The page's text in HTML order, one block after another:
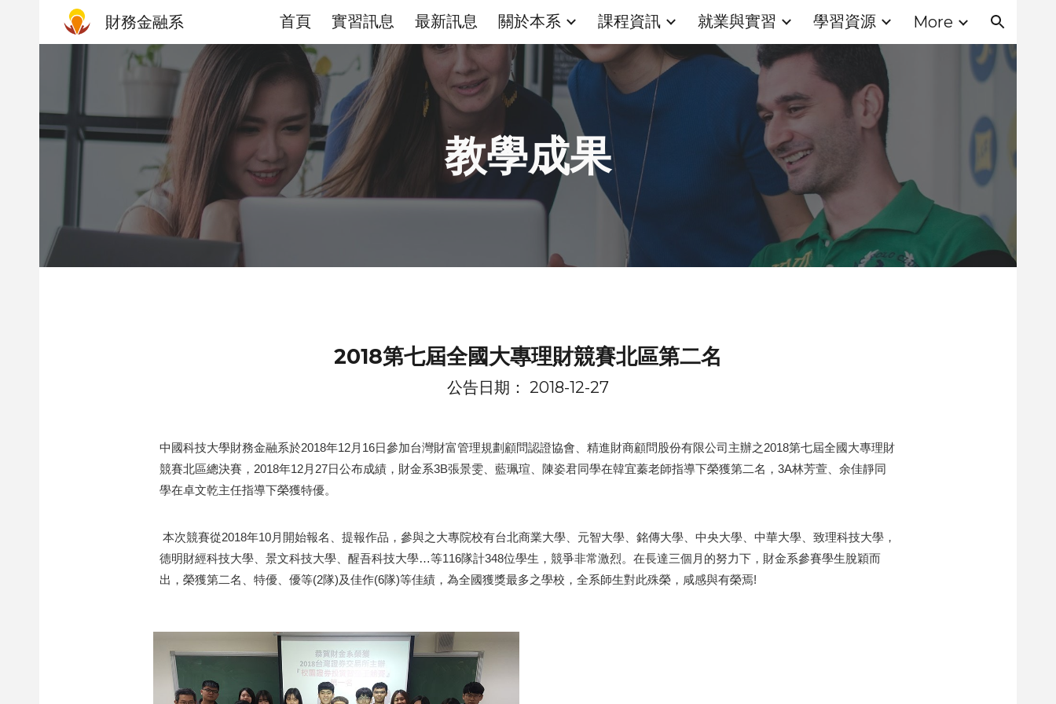
Skip to main content Skip to navigation
財務金融系 首頁 實習訊息 最新訊息 關於本系 課程資訊 就業與實習 學習資源 More
教學成果
2018第七屆全國大專理財競賽北區第二名
公告日期： 2018-12-27
中國科技大學財務金融系於2018年12月16日參加台灣財富管理規劃顧問認證協會、精進財商顧問股份有限公司主辦之2018第七屆全國大專理財
競賽北區總決賽，2018年12月27日公布成績，財金系3B張景雯、藍珮瑄、陳姿君同學在韓宜蓁老師指導下榮獲第二名，3A林芳萱、余佳靜同
學在卓文乾主任指導下榮獲特優。
本次競賽從2018年10月開始報名、提報作品，參與之大專院校有台北商業大學、元智大學、銘傳大學、中央大學、中華大學、致理科技大學，
德明財經科技大學、景文科技大學、醒吾科技大學…等116隊計348位學生，競爭非常激烈。在長達三個月的努力下，財金系參賽學生脫穎而
出，榮獲第二名、特優、優等(2隊)及佳作(6隊)等佳績，為全國獲獎最多之學校，全系師生對此殊榮，咸感與有榮焉!